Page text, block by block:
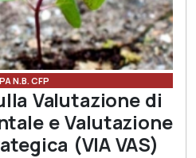
N.B. CFP
Valutazione di
e Valutazione
(VIA VAS)